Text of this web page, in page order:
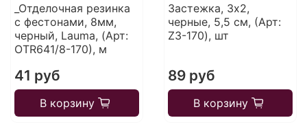
_Отделочная резинка
с фестонами, 8мм,
черный, Lauma, (Арт:
OTR641/8-170), м
41 руб
В корзину
Застежка, 3х2,
черные, 5,5 см, (Арт:
Z3-170), шт
89 руб
В корзину